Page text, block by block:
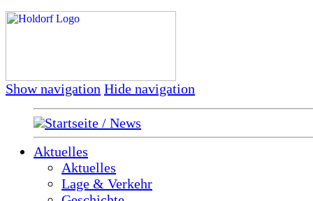
Show navigation Hide navigation
Startseite / News
Aktuelles
Aktuelles
Lage & Verkehr